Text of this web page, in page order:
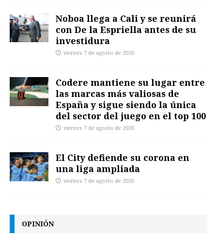
Noboa llega a Cali y se reunirá
con De la Espriella antes de su
investidura
viernes 7 de agosto de 2026
Codere mantiene su lugar entre
las marcas más valiosas de
España y sigue siendo la única
del sector del juego en el top 100
viernes 7 de agosto de 2026
El City defiende su corona en
una liga ampliada
viernes 7 de agosto de 2026
OPINIÓN